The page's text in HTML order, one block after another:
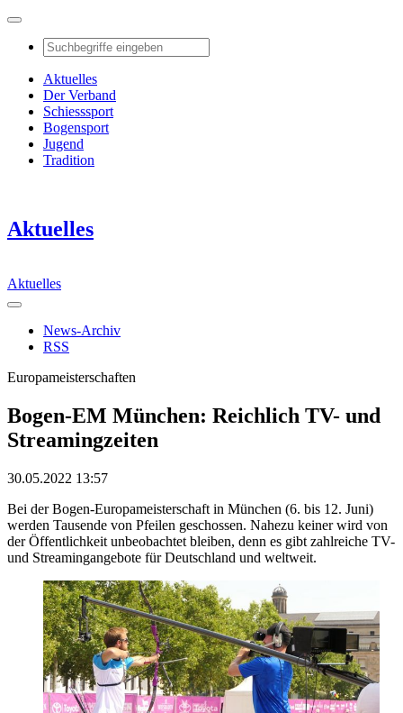
Aktuelles
Der Verband
Schiesssport
Bogensport
Jugend
Tradition
Aktuelles
Aktuelles
News-Archiv
RSS
Europameisterschaften
Bogen-EM München: Reichlich TV- und
Streamingzeiten
30.05.2022 13:57
Bei der Bogen-Europameisterschaft in München (6. bis 12. Juni)
werden Tausende von Pfeilen geschossen. Nahezu keiner wird von
der Öffentlichkeit unbeobachtet bleiben, denn es gibt zahlreiche TV-
und Streamingangebote für Deutschland und weltweit.